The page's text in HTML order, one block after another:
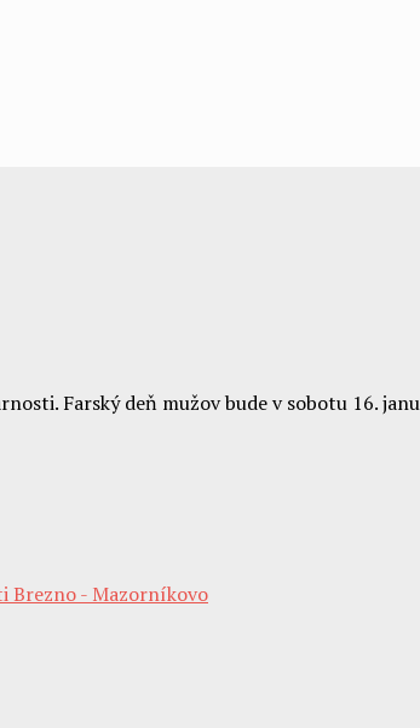
Farský deň mužov bude v sobotu 16.